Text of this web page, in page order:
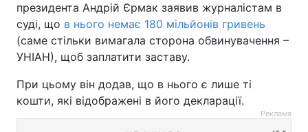
президента Андрій Єрмак заявив журналістам в
суді, що в нього немає 180 мільйонів гривень
(саме стільки вимагала сторона обвинувачення –
УНІАН), щоб заплатити заставу.
При цьому він додав, що в нього є лише ті
кошти, які відображені в його декларації.
Реклама